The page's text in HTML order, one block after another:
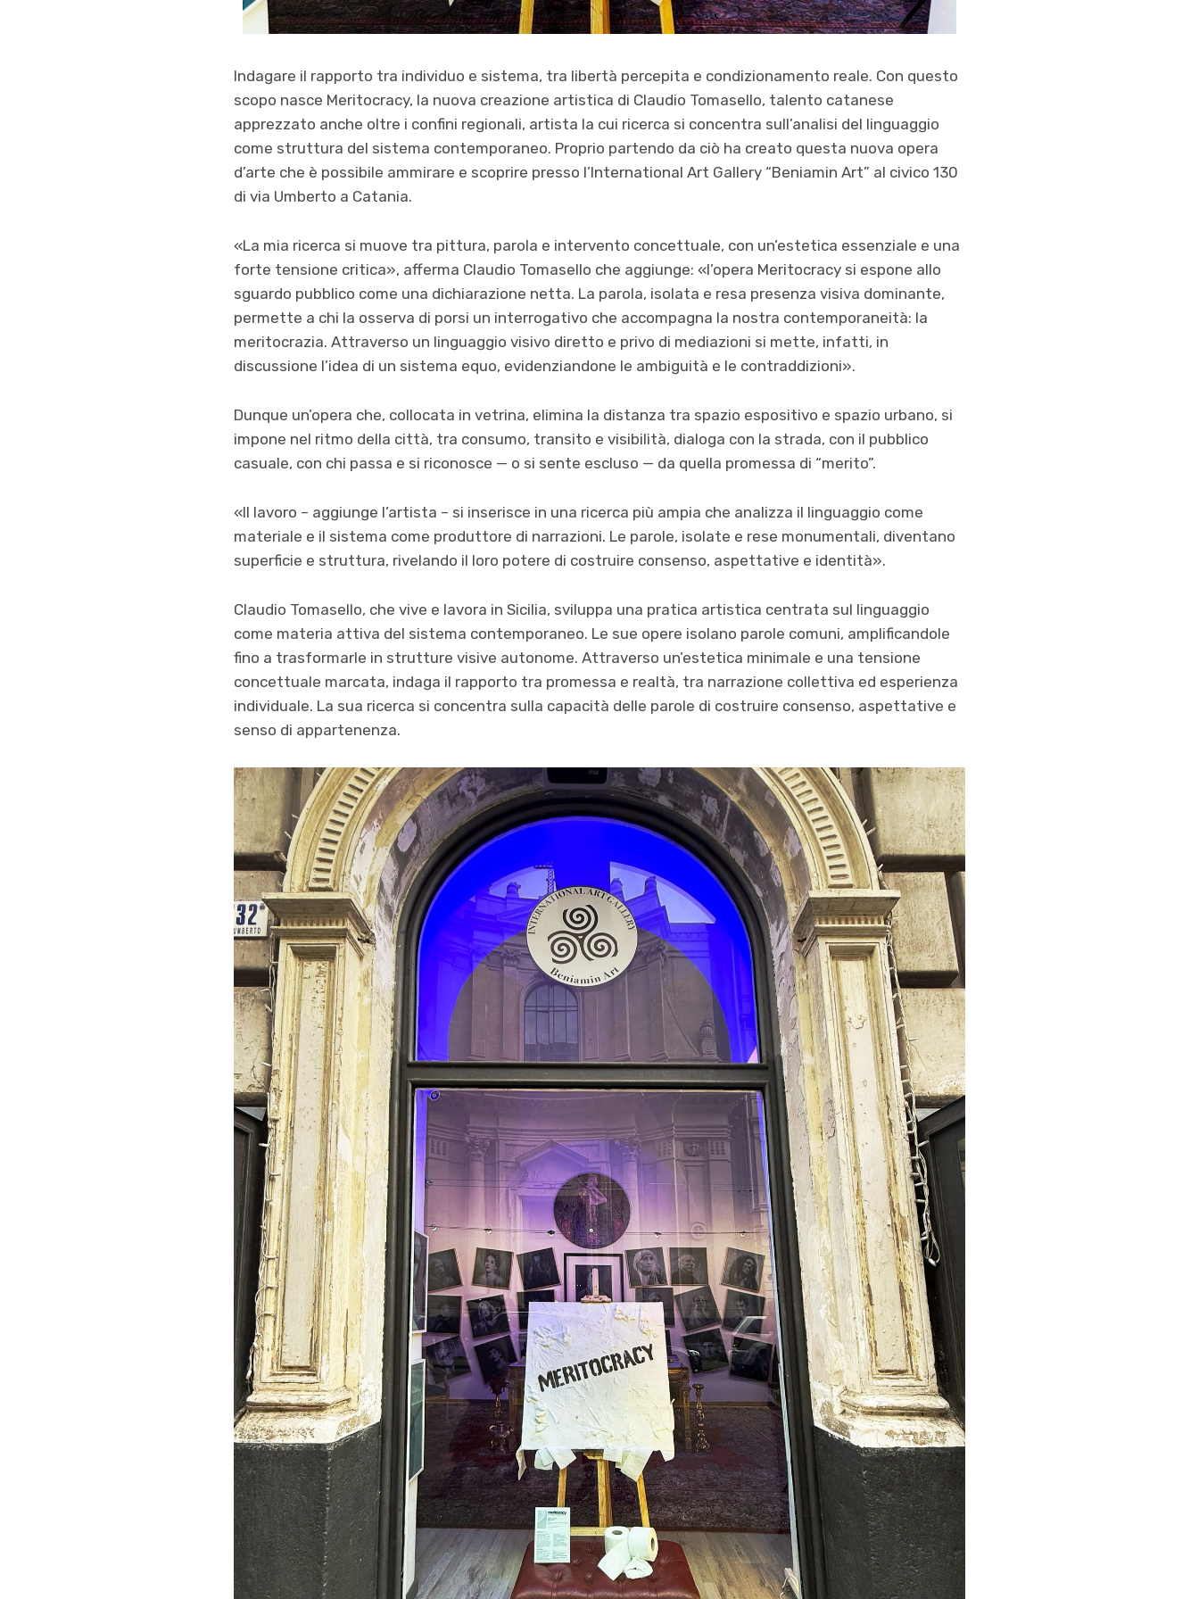
Indagare il rapporto tra individuo e sistema, tra libertà percepita e condizionamento reale. Con questo
scopo nasce Meritocracy, la nuova creazione artistica di Claudio Tomasello, talento catanese
apprezzato anche oltre i confini regionali, artista la cui ricerca si concentra sull’analisi del linguaggio
come struttura del sistema contemporaneo. Proprio partendo da ciò ha creato questa nuova opera
d’arte che è possibile ammirare e scoprire presso l’International Art Gallery “Beniamin Art” al civico 130
di via Umberto a Catania.
«La mia ricerca si muove tra pittura, parola e intervento concettuale, con un’estetica essenziale e una
forte tensione critica», afferma Claudio Tomasello che aggiunge: «l’opera Meritocracy si espone allo
sguardo pubblico come una dichiarazione netta. La parola, isolata e resa presenza visiva dominante,
permette a chi la osserva di porsi un interrogativo che accompagna la nostra contemporaneità: la
meritocrazia. Attraverso un linguaggio visivo diretto e privo di mediazioni si mette, infatti, in
discussione l’idea di un sistema equo, evidenziandone le ambiguità e le contraddizioni».
Dunque un’opera che, collocata in vetrina, elimina la distanza tra spazio espositivo e spazio urbano, si
impone nel ritmo della città, tra consumo, transito e visibilità, dialoga con la strada, con il pubblico
casuale, con chi passa e si riconosce — o si sente escluso — da quella promessa di “merito”.
«Il lavoro – aggiunge l’artista – si inserisce in una ricerca più ampia che analizza il linguaggio come
materiale e il sistema come produttore di narrazioni. Le parole, isolate e rese monumentali, diventano
superficie e struttura, rivelando il loro potere di costruire consenso, aspettative e identità».
Claudio Tomasello, che vive e lavora in Sicilia, sviluppa una pratica artistica centrata sul linguaggio
come materia attiva del sistema contemporaneo. Le sue opere isolano parole comuni, amplificandole
fino a trasformarle in strutture visive autonome. Attraverso un’estetica minimale e una tensione
concettuale marcata, indaga il rapporto tra promessa e realtà, tra narrazione collettiva ed esperienza
individuale. La sua ricerca si concentra sulla capacità delle parole di costruire consenso, aspettative e
senso di appartenenza.